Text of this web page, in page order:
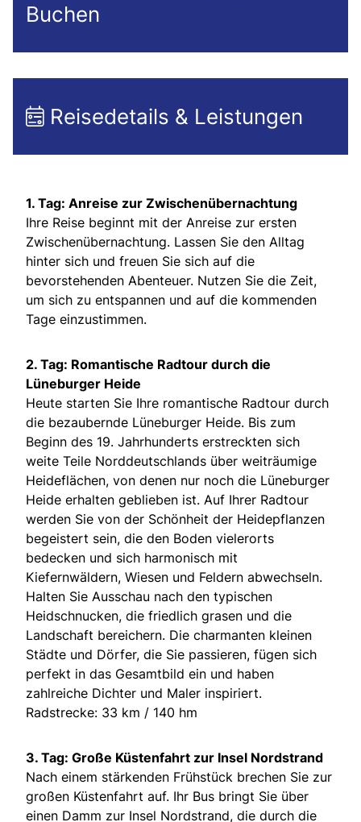
Buchen
Reisedetails & Leistungen
1. Tag: Anreise zur Zwischenübernachtung
Ihre Reise beginnt mit der Anreise zur ersten
Zwischenübernachtung. Lassen Sie den Alltag
hinter sich und freuen Sie sich auf die
bevorstehenden Abenteuer. Nutzen Sie die Zeit,
um sich zu entspannen und auf die kommenden
Tage einzustimmen.
2. Tag: Romantische Radtour durch die
Lüneburger Heide
Heute starten Sie Ihre romantische Radtour durch
die bezaubernde Lüneburger Heide. Bis zum
Beginn des 19. Jahrhunderts erstreckten sich
weite Teile Norddeutschlands über weiträumige
Heideflächen, von denen nur noch die Lüneburger
Heide erhalten geblieben ist. Auf Ihrer Radtour
werden Sie von der Schönheit der Heidepflanzen
begeistert sein, die den Boden vielerorts
bedecken und sich harmonisch mit
Kiefernwäldern, Wiesen und Feldern abwechseln.
Halten Sie Ausschau nach den typischen
Heidschnucken, die friedlich grasen und die
Landschaft bereichern. Die charmanten kleinen
Städte und Dörfer, die Sie passieren, fügen sich
perfekt in das Gesamtbild ein und haben
zahlreiche Dichter und Maler inspiriert.
Radstrecke: 33 km / 140 hm
3. Tag: Große Küstenfahrt zur Insel Nordstrand
Nach einem stärkenden Frühstück brechen Sie zur
großen Küstenfahrt auf. Ihr Bus bringt Sie über
einen Damm zur Insel Nordstrand, die durch die